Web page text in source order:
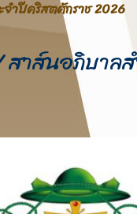
สาส์นอภิบาล